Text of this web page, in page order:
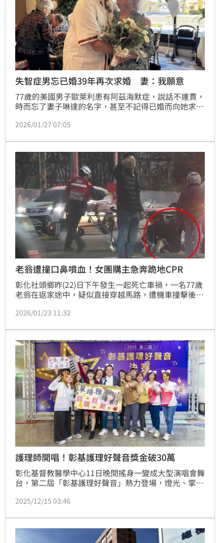
失智症男忘已婚39年再次求婚 妻：我願意
77歲的美國男子歐萊利患有阿茲海默症，說話不連貫，
時而忘了妻子琳達的名字，甚至不記得已婚而向她求
姻，而是點頭答應；護理中心也默默配合，花了數週辦
2026/01/27 07:05
老翁遭撞口鼻噴血！女團購主急奔跪地CPR
彰化社頭鄉昨(22)日下午發生一起死亡車禍，一名77歲
老翁在返家途中，疑似直接穿越馬路，遭機車撞擊後當
象，一名路過的女團購主見狀，立即衝上前跪地實施
急送醫搶救，老翁仍因傷勢過重，宣告不治。警方正在
調查事故發生的真正原因。
2026/01/23 11:32
護理師開唱！彰基護理好聲音獎金破30萬
彰化基督教醫學中心11日晚間搖身一變成大型演唱會舞
台，第二屆「彰基護理好聲音」熱力登場，燈光、掌聲
系各院區的護理人員站上舞台，用歌聲展現白袍背後的
口。
2025/12/15 03:46